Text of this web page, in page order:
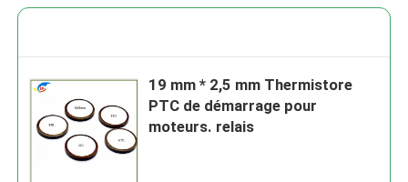
19 mm * 2,5 mm Thermistore
PTC de démarrage pour
moteurs. relais